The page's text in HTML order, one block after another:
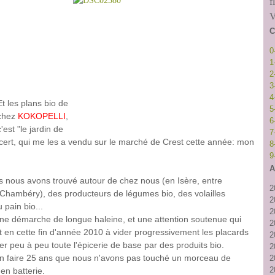
les plans bio de
KOKOPELLI
"le jardin de
qui me les a vendu sur le marché de Crest cette année: mon
nous avons trouvé autour de chez nous (en Isère, entre
des producteurs de légumes bio, des volailles
bio...
démarche de longue haleine, et une attention soutenue qui
en cette fin d'année 2010 à vider progressivement les placards
peu à peu toute l'épicerie de base par des produits bio.
faire 25 ans que nous n'avons pas touché un morceau de
batterie.